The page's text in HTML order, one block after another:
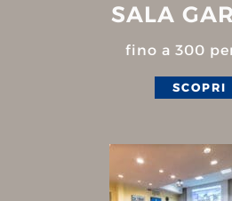
SALA
fino a 300
SCOPRI